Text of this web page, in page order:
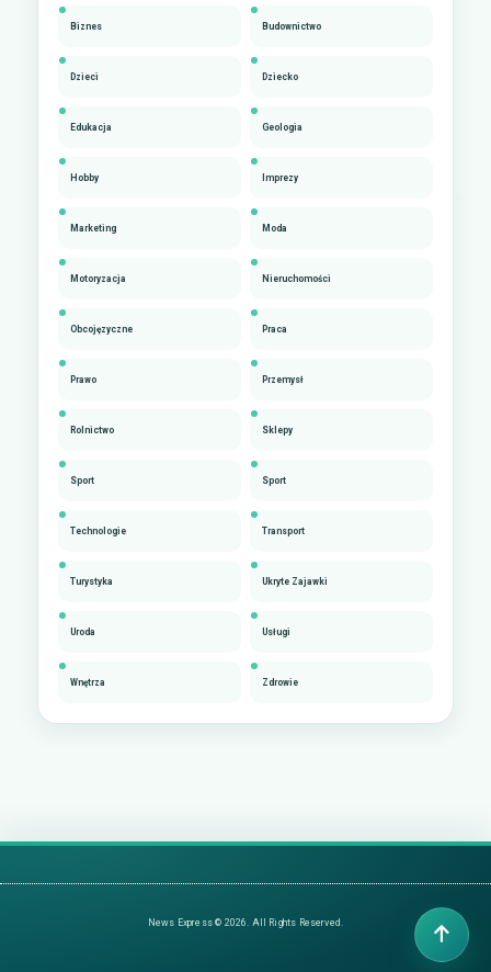
Biznes Budownictwo
Dzieci Dziecko
Edukacja Geologia
Hobby Imprezy
Marketing Moda
Motoryzacja Nieruchomości
Obcojęzyczne Praca
Prawo Przemysł
Rolnictwo Sklepy
Sport Sport
Technologie Transport
Turystyka Ukryte Zajawki
Uroda Usługi
Wnętrza Zdrowie
News Express © 2026. All Rights Reserved.